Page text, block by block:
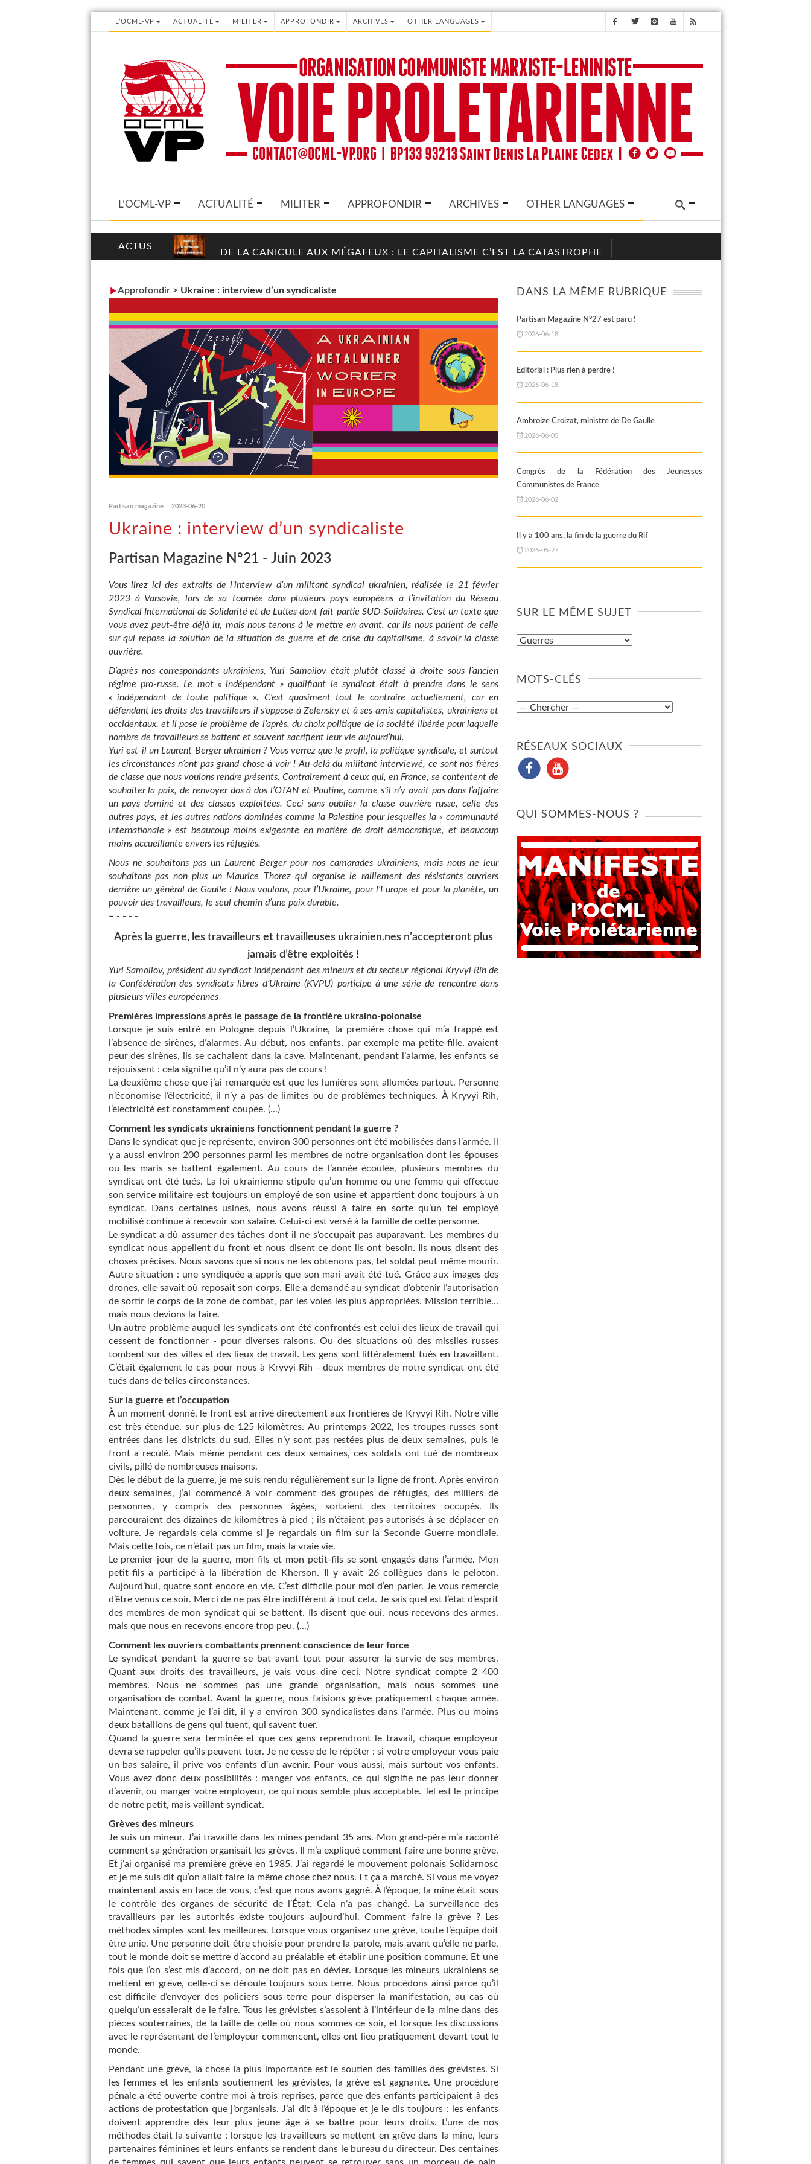
L’OCML-VP ACTUALITÉ MILITER APPROFONDIR ARCHIVES OTHER LANGUAGES
L’OCML-VP ACTUALITÉ MILITER APPROFONDIR ARCHIVES OTHER LANGUAGES
ACTUS
DE LA CANICULE AUX MÉGAFEUX : LE CAPITALISME C’EST LA CATASTROPHE
Approfondir> Ukraine : interview d’un syndicaliste
Partisan magazine 2023-06-20
Ukraine : interview d’un syndicaliste
Partisan Magazine N°21 - Juin 2023
Vous lirez ici des extraits de l’interview d’un militant syndical ukrainien, réalisée le 21 février
2023 à Varsovie, lors de sa tournée dans plusieurs pays européens à l’invitation du Réseau
Syndical International de Solidarité et de Luttes dont fait partie SUD-Solidaires. C’est un texte que
vous avez peut-être déjà lu, mais nous tenons à le mettre en avant, car ils nous parlent de celle
sur qui repose la solution de la situation de guerre et de crise du capitalisme, à savoir la classe
ouvrière.
D’après nos correspondants ukrainiens, Yuri Samoilov était plutôt classé à droite sous l’ancien
régime pro-russe. Le mot « indépendant » qualifiant le syndicat était à prendre dans le sens
« indépendant de toute politique ». C’est quasiment tout le contraire actuellement, car en
défendant les droits des travailleurs il s’oppose à Zelensky et à ses amis capitalistes, ukrainiens et
occidentaux, et il pose le problème de l’après, du choix politique de la société libérée pour laquelle
nombre de travailleurs se battent et souvent sacrifient leur vie aujourd’hui.
Yuri est-il un Laurent Berger ukrainien ? Vous verrez que le profil, la politique syndicale, et surtout
les circonstances n’ont pas grand-chose à voir ! Au-delà du militant interviewé, ce sont nos frères
de classe que nous voulons rendre présents. Contrairement à ceux qui, en France, se contentent de
souhaiter la paix, de renvoyer dos à dos l’OTAN et Poutine, comme s’il n’y avait pas dans l’affaire
un pays dominé et des classes exploitées. Ceci sans oublier la classe ouvrière russe, celle des
autres pays, et les autres nations dominées comme la Palestine pour lesquelles la « communauté
internationale » est beaucoup moins exigeante en matière de droit démocratique, et beaucoup
moins accueillante envers les réfugiés.
Nous ne souhaitons pas un Laurent Berger pour nos camarades ukrainiens, mais nous ne leur
souhaitons pas non plus un Maurice Thorez qui organise le ralliement des résistants ouvriers
derrière un général de Gaulle ! Nous voulons, pour l’Ukraine, pour l’Europe et pour la planète, un
pouvoir des travailleurs, le seul chemin d’une paix durable.
– - - - -
Après la guerre, les travailleurs et travailleuses ukrainien.nes n’accepteront plus
jamais d’être exploités !
Yuri Samoilov, président du syndicat indépendant des mineurs et du secteur régional Kryvyi Rih de
la Confédération des syndicats libres d’Ukraine (KVPU) participe à une série de rencontre dans
plusieurs villes européennes
Premières impressions après le passage de la frontière ukraino-polonaise
Lorsque je suis entré en Pologne depuis l’Ukraine, la première chose qui m’a frappé est
l’absence de sirènes, d’alarmes. Au début, nos enfants, par exemple ma petite-fille, avaient
peur des sirènes, ils se cachaient dans la cave. Maintenant, pendant l’alarme, les enfants se
réjouissent : cela signifie qu’il n’y aura pas de cours !
La deuxième chose que j’ai remarquée est que les lumières sont allumées partout. Personne
n’économise l’électricité, il n’y a pas de limites ou de problèmes techniques. À Kryvyi Rih,
l’électricité est constamment coupée. (...)
Comment les syndicats ukrainiens fonctionnent pendant la guerre ?
Dans le syndicat que je représente, environ 300 personnes ont été mobilisées dans l’armée. Il
y a aussi environ 200 personnes parmi les membres de notre organisation dont les épouses
ou les maris se battent également. Au cours de l’année écoulée, plusieurs membres du
syndicat ont été tués. La loi ukrainienne stipule qu’un homme ou une femme qui effectue
son service militaire est toujours un employé de son usine et appartient donc toujours à un
syndicat. Dans certaines usines, nous avons réussi à faire en sorte qu’un tel employé
mobilisé continue à recevoir son salaire. Celui-ci est versé à la famille de cette personne.
Le syndicat a dû assumer des tâches dont il ne s’occupait pas auparavant. Les membres du
syndicat nous appellent du front et nous disent ce dont ils ont besoin. Ils nous disent des
choses précises. Nous savons que si nous ne les obtenons pas, tel soldat peut même mourir.
Autre situation : une syndiquée a appris que son mari avait été tué. Grâce aux images des
drones, elle savait où reposait son corps. Elle a demandé au syndicat d’obtenir l’autorisation
de sortir le corps de la zone de combat, par les voies les plus appropriées. Mission terrible...
mais nous devions la faire.
Un autre problème auquel les syndicats ont été confrontés est celui des lieux de travail qui
cessent de fonctionner - pour diverses raisons. Ou des situations où des missiles russes
tombent sur des villes et des lieux de travail. Les gens sont littéralement tués en travaillant.
C’était également le cas pour nous à Kryvyi Rih - deux membres de notre syndicat ont été
tués dans de telles circonstances.
Sur la guerre et l’occupation
À un moment donné, le front est arrivé directement aux frontières de Kryvyi Rih. Notre ville
est très étendue, sur plus de 125 kilomètres. Au printemps 2022, les troupes russes sont
entrées dans les districts du sud. Elles n’y sont pas restées plus de deux semaines, puis le
front a reculé. Mais même pendant ces deux semaines, ces soldats ont tué de nombreux
civils, pillé de nombreuses maisons.
Dès le début de la guerre, je me suis rendu régulièrement sur la ligne de front. Après environ
deux semaines, j’ai commencé à voir comment des groupes de réfugiés, des milliers de
personnes, y compris des personnes âgées, sortaient des territoires occupés. Ils
parcouraient des dizaines de kilomètres à pied ; ils n’étaient pas autorisés à se déplacer en
voiture. Je regardais cela comme si je regardais un film sur la Seconde Guerre mondiale.
Mais cette fois, ce n’était pas un film, mais la vraie vie.
Le premier jour de la guerre, mon fils et mon petit-fils se sont engagés dans l’armée. Mon
petit-fils a participé à la libération de Kherson. Il y avait 26 collègues dans le peloton.
Aujourd’hui, quatre sont encore en vie. C’est difficile pour moi d’en parler. Je vous remercie
d’être venus ce soir. Merci de ne pas être indifférent à tout cela. Je sais quel est l’état d’esprit
des membres de mon syndicat qui se battent. Ils disent que oui, nous recevons des armes,
mais que nous en recevons encore trop peu. (...)
Comment les ouvriers combattants prennent conscience de leur force
Le syndicat pendant la guerre se bat avant tout pour assurer la survie de ses membres.
Quant aux droits des travailleurs, je vais vous dire ceci. Notre syndicat compte 2 400
membres. Nous ne sommes pas une grande organisation, mais nous sommes une
organisation de combat. Avant la guerre, nous faisions grève pratiquement chaque année.
Maintenant, comme je l’ai dit, il y a environ 300 syndicalistes dans l’armée. Plus ou moins
deux bataillons de gens qui tuent, qui savent tuer.
Quand la guerre sera terminée et que ces gens reprendront le travail, chaque employeur
devra se rappeler qu’ils peuvent tuer. Je ne cesse de le répéter : si votre employeur vous paie
un bas salaire, il prive vos enfants d’un avenir. Pour vous aussi, mais surtout vos enfants.
Vous avez donc deux possibilités : manger vos enfants, ce qui signifie ne pas leur donner
d’avenir, ou manger votre employeur, ce qui nous semble plus acceptable. Tel est le principe
de notre petit, mais vaillant syndicat.
Grèves des mineurs
Je suis un mineur. J’ai travaillé dans les mines pendant 35 ans. Mon grand-père m’a raconté
comment sa génération organisait les grèves. Il m’a expliqué comment faire une bonne grève.
Et j’ai organisé ma première grève en 1985. J’ai regardé le mouvement polonais Solidarnosc
et je me suis dit qu’on allait faire la même chose chez nous. Et ça a marché. Si vous me voyez
maintenant assis en face de vous, c’est que nous avons gagné. À l’époque, la mine était sous
le contrôle des organes de sécurité de l’État. Cela n’a pas changé. La surveillance des
travailleurs par les autorités existe toujours aujourd’hui. Comment faire la grève ? Les
méthodes simples sont les meilleures. Lorsque vous organisez une grève, toute l’équipe doit
être unie. Une personne doit être choisie pour prendre la parole, mais avant qu’elle ne parle,
tout le monde doit se mettre d’accord au préalable et établir une position commune. Et une
fois que l’on s’est mis d’accord, on ne doit pas en dévier. Lorsque les mineurs ukrainiens se
mettent en grève, celle-ci se déroule toujours sous terre. Nous procédons ainsi parce qu’il
est difficile d’envoyer des policiers sous terre pour disperser la manifestation, au cas où
quelqu’un essaierait de le faire. Tous les grévistes s’assoient à l’intérieur de la mine dans des
pièces souterraines, de la taille de celle où nous sommes ce soir, et lorsque les discussions
avec le représentant de l’employeur commencent, elles ont lieu pratiquement devant tout le
monde.
Pendant une grève, la chose la plus importante est le soutien des familles des grévistes. Si
les femmes et les enfants soutiennent les grévistes, la grève est gagnante. Une procédure
pénale a été ouverte contre moi à trois reprises, parce que des enfants participaient à des
actions de protestation que j’organisais. J’ai dit à l’époque et je le dis toujours : les enfants
doivent apprendre dès leur plus jeune âge à se battre pour leurs droits. L’une de nos
méthodes était la suivante : lorsque les travailleurs se mettent en grève dans la mine, leurs
partenaires féminines et leurs enfants se rendent dans le bureau du directeur. Des centaines
DANS LA MÊME RUBRIQUE
Partisan Magazine N°27 est paru !
2026-06-18
Editorial : Plus rien à perdre !
2026-06-18
Ambroize Croizat, ministre de De Gaulle
2026-06-05
Congrès de la Fédération des Jeunesses
Communistes de France
2026-06-02
Il y a 100 ans, la fin de la guerre du Rif
2026-05-27
SUR LE MÊME SUJET
MOTS-CLÉS
RÉSEAUX SOCIAUX
QUI SOMMES-NOUS ?